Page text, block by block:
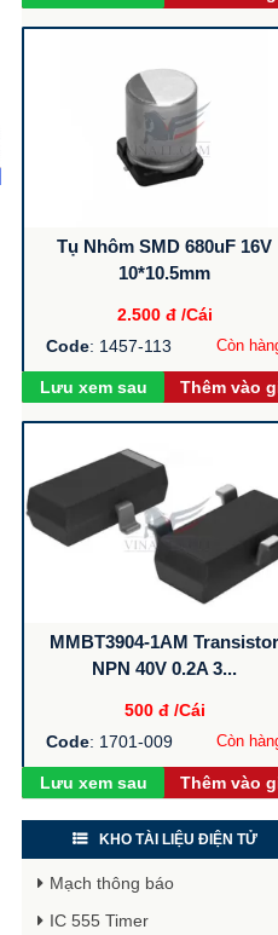
Tụ Nhôm SMD 680uF 16V
10*10.5mm
2.500 đ/Cái
Code: 1457-113 Còn
Lưu xem sau Thêm vào
MMBT3904-1AM Transistor
NPN 40V 0.2A 3...
500 đ/Cái
Code: 1701-009 Còn
Lưu xem sau Thêm vào
KHO TÀI LIỆU ĐIỆN TỬ
Mạch thông báo
IC 555 Timer